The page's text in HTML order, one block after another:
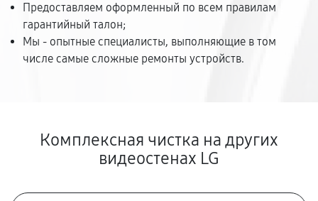
Предоставляем оформленный по всем правилам
гарантийный талон;
Мы - опытные специалисты, выполняющие в том
числе самые сложные ремонты устройств.
Комплексная чистка на других
видеостенах LG